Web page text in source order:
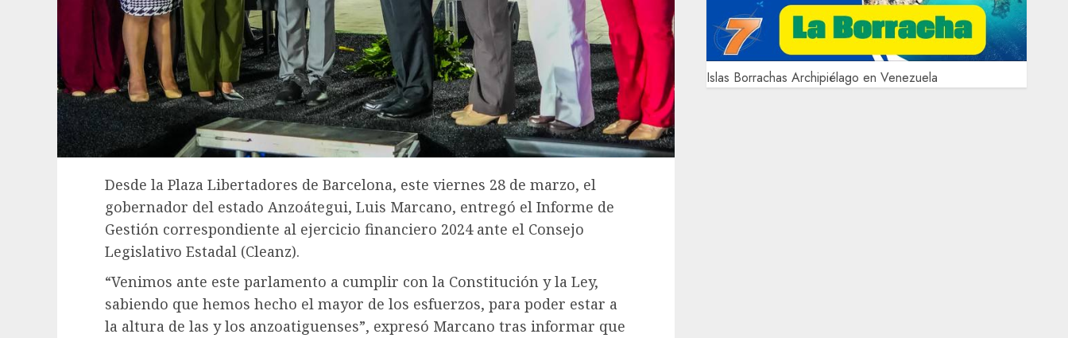
Desde la Plaza Libertadores de Barcelona, este viernes 28 de marzo, el
gobernador del estado Anzoátegui, Luis Marcano, entregó el Informe de
Gestión correspondiente al ejercicio financiero 2024 ante el Consejo
Legislativo Estadal (Cleanz).
“Venimos ante este parlamento a cumplir con la Constitución y la Ley,
sabiendo que hemos hecho el mayor de los esfuerzos, para poder estar a
la altura de las y los anzoatiguenses”, expresó Marcano tras informar que
Islas Borrachas Archipiélago en Venezuela